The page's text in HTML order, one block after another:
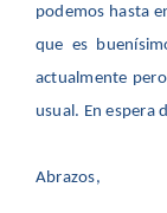
podemos hasta
que es
actualmente
usual. En espera
Abrazos,